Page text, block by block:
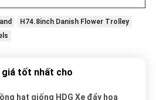
H74.8inch Danish Flower Trolley
giá tốt nhất cho
hạt giống HDG Xe đẩy hoa